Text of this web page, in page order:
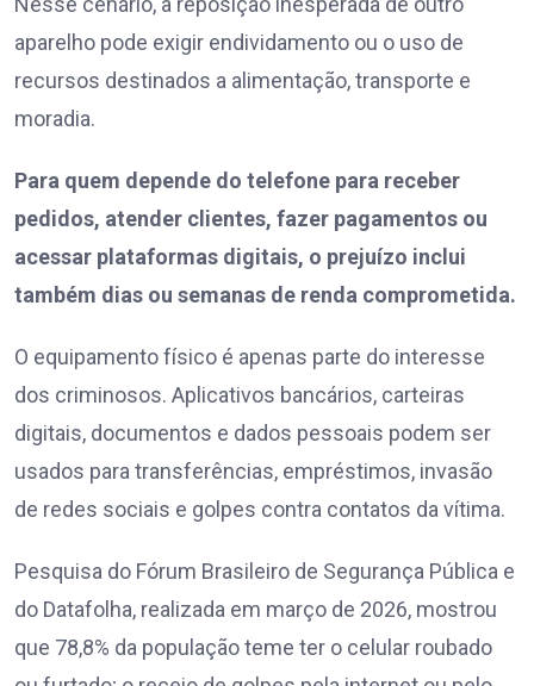
aparelho pode exigir endividamento ou o uso de
recursos destinados a alimentação, transporte e
moradia.
Para quem depende do telefone para receber
pedidos, atender clientes, fazer pagamentos ou
acessar plataformas digitais, o prejuízo inclui
também dias ou semanas de renda comprometida.
O equipamento físico é apenas parte do interesse
dos criminosos. Aplicativos bancários, carteiras
digitais, documentos e dados pessoais podem ser
usados para transferências, empréstimos, invasão
de redes sociais e golpes contra contatos da vítima.
Pesquisa do Fórum Brasileiro de Segurança Pública e
do Datafolha, realizada em março de 2026, mostrou
que 78,8% da população teme ter o celular roubado